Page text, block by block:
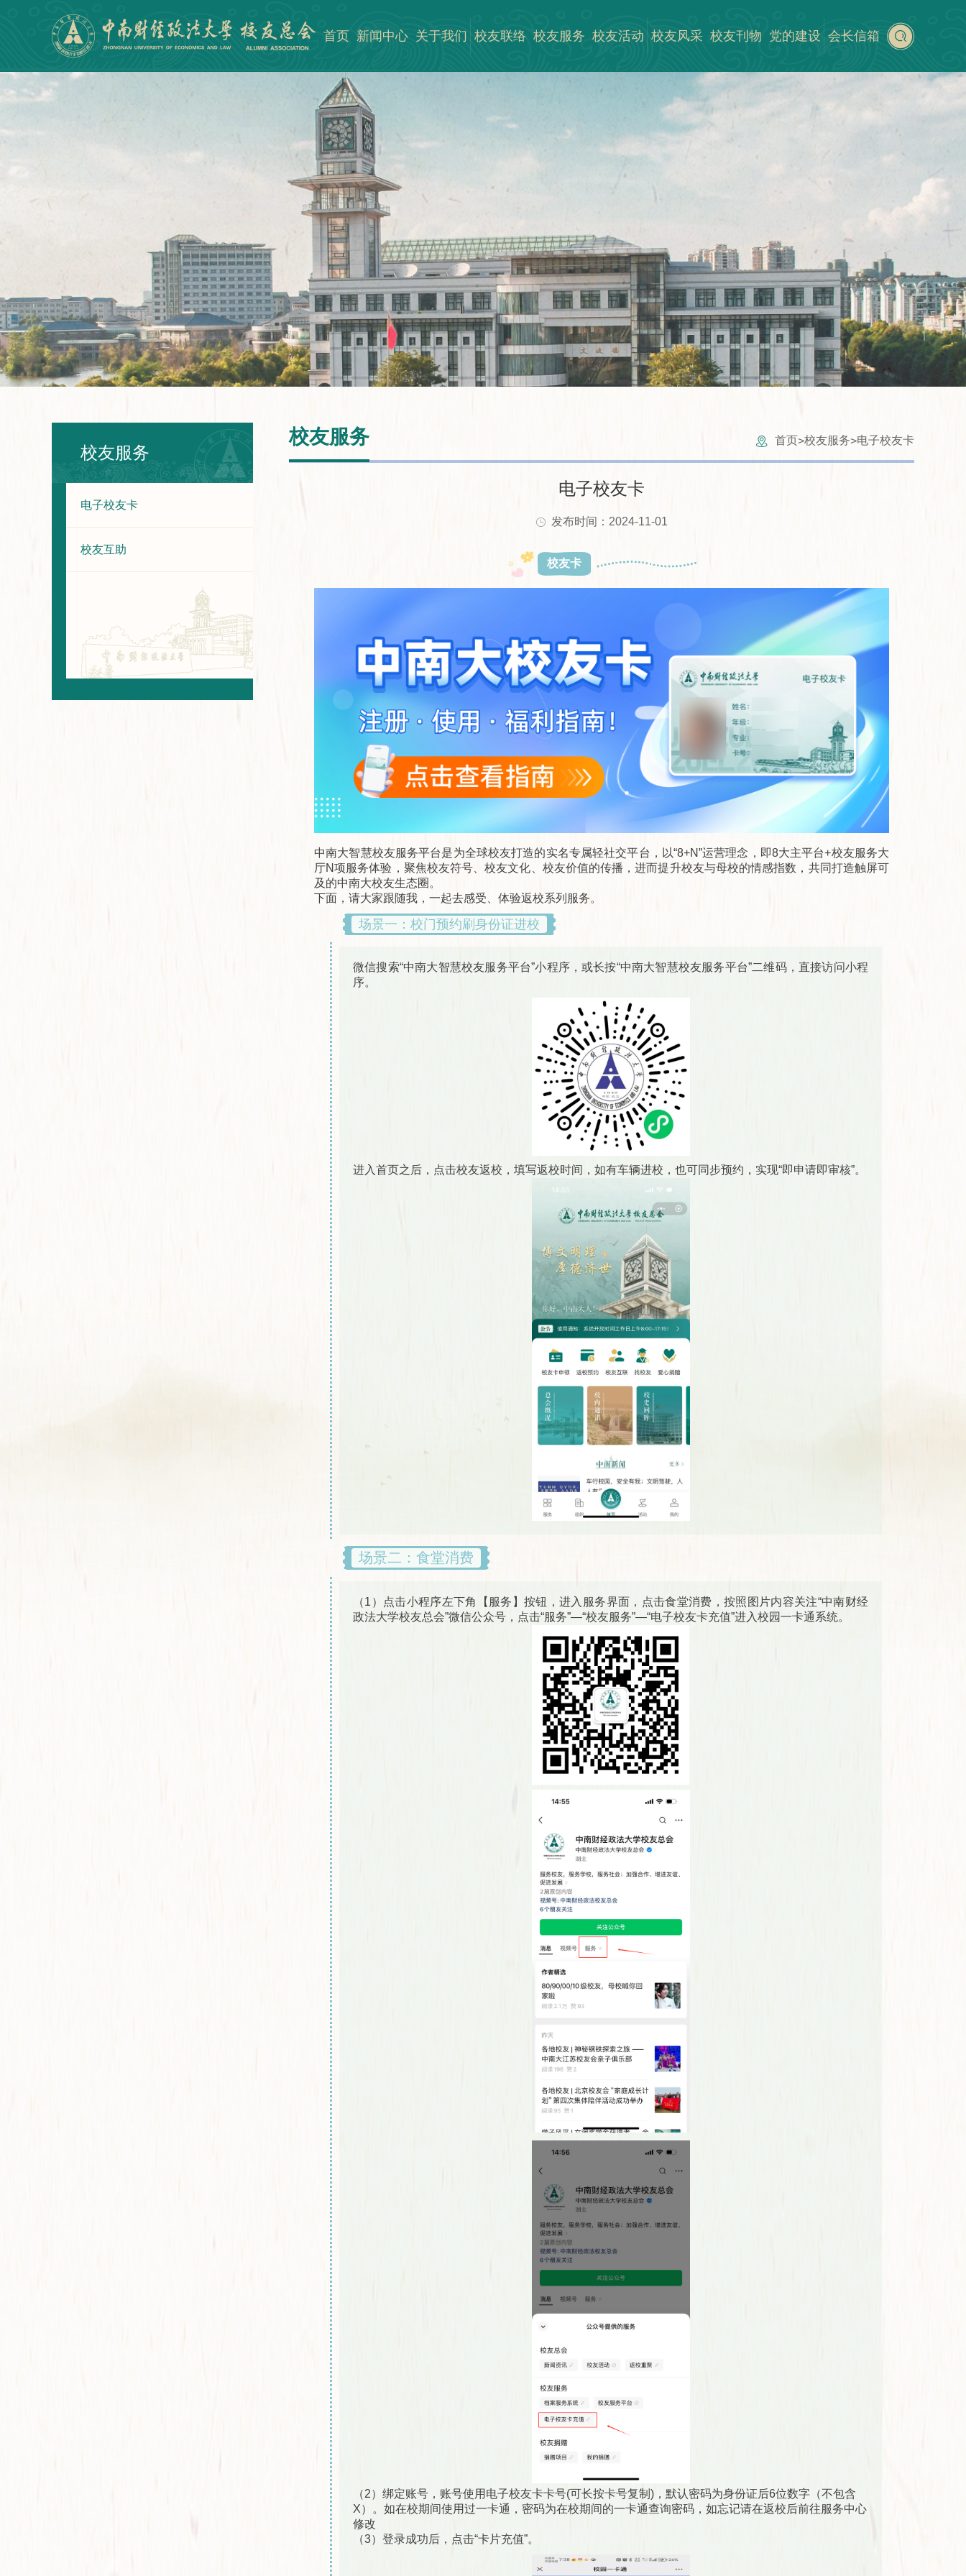
首页 新闻中心 关于我们 校友联络 校友服务 校友活动 校友风采 校友刊物 党的建设 会长信箱
校友服务
电子校友卡
校友互助
校友服务 首页>校友服务>电子校友卡
电子校友卡
发布时间：2024-11-01
校友卡
中南大智慧校友服务平台是为全球校友打造的实名专属轻社交平台，以“8+N”运营理念，即8大主平台+校友服务大
厅N项服务体验，聚焦校友符号、校友文化、校友价值的传播，进而提升校友与母校的情感指数，共同打造触屏可
及的中南大校友生态圈。
下面，请大家跟随我，一起去感受、体验返校系列服务。
场景一：校门预约刷身份证进校
微信搜索“中南大智慧校友服务平台”小程序，或长按“中南大智慧校友服务平台”二维码，直接访问小程
序。
进入首页之后，点击校友返校，填写返校时间，如有车辆进校，也可同步预约，实现“即申请即审核”。
场景二：食堂消费
（1）点击小程序左下角【服务】按钮，进入服务界面，点击食堂消费，按照图片内容关注“中南财经
政法大学校友总会”微信公众号，点击“服务”—“校友服务”—“电子校友卡充值”进入校园一卡通系统。
（2）绑定账号，账号使用电子校友卡卡号(可长按卡号复制)，默认密码为身份证后6位数字（不包含
X）。如在校期间使用过一卡通，密码为在校期间的一卡通查询密码，如忘记请在返校后前往服务中心
修改
（3）登录成功后，点击“卡片充值”。